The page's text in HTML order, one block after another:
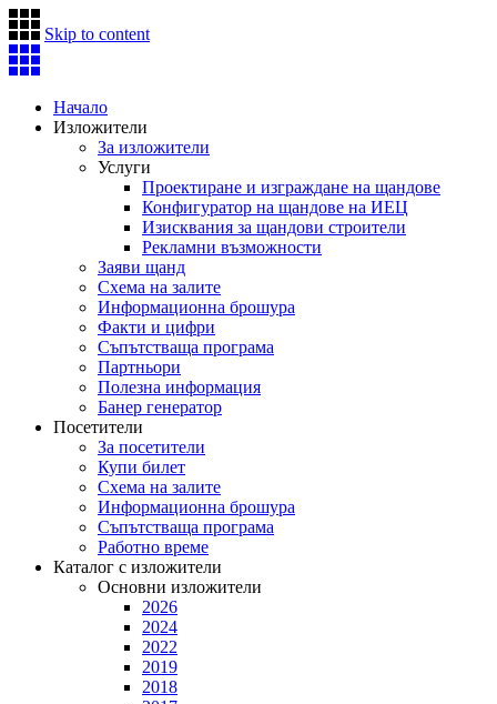
Skip to content
Начало
Изложители
За изложители
Услуги
Проектиране и изграждане на щандове
Конфигуратор на щандове на ИЕЦ
Изисквания за щандови строители
Рекламни възможности
Заяви щанд
Схема на залите
Информационна брошура
Факти и цифри
Съпътстваща програма
Партньори
Полезна информация
Банер генератор
Посетители
За посетители
Купи билет
Схема на залите
Информационна брошура
Съпътстваща програма
Работно време
Каталог с изложители
Основни изложители
2026
2024
2022
2019
2018